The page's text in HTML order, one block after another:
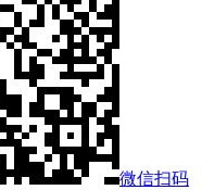
微信扫码